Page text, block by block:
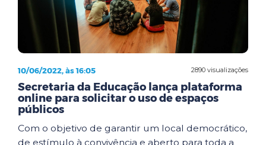
2890 visualizações
10/06/2022, às 16:05
Secretaria da Educação lança plataforma
online para solicitar o uso de espaços
públicos
Com o objetivo de garantir um local democrático,
de estímulo à convivência e aberto para toda a